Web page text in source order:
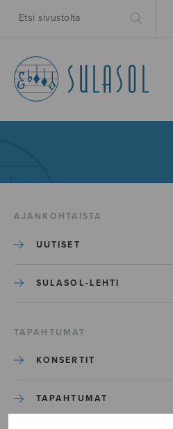
AJANKOHTAISTA
UUTISET
SULASOL-LEHTI
TAPAHTUMAT
KONSERTIT
TAPAHTUMAT